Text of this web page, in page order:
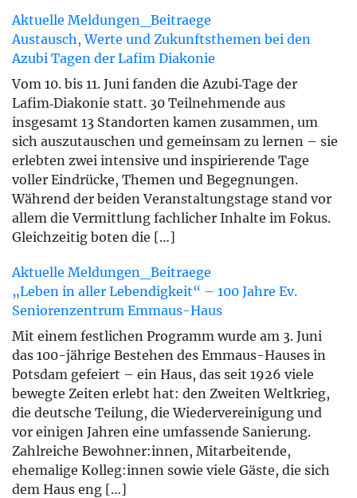
Aktuelle Meldungen_Beitraege
Austausch, Werte und Zukunftsthemen bei den
Azubi Tagen der Lafim Diakonie
Vom 10. bis 11. Juni fanden die Azubi‑Tage der
Lafim‑Diakonie statt. 30 Teilnehmende aus
insgesamt 13 Standorten kamen zusammen, um
sich auszutauschen und gemeinsam zu lernen – sie
erlebten zwei intensive und inspirierende Tage
voller Eindrücke, Themen und Begegnungen.
Während der beiden Veranstaltungstage stand vor
allem die Vermittlung fachlicher Inhalte im Fokus.
Gleichzeitig boten die […]
Aktuelle Meldungen_Beitraege
„Leben in aller Lebendigkeit“ – 100 Jahre Ev.
Seniorenzentrum Emmaus-Haus
Mit einem festlichen Programm wurde am 3. Juni
das 100-jährige Bestehen des Emmaus-Hauses in
Potsdam gefeiert – ein Haus, das seit 1926 viele
bewegte Zeiten erlebt hat: den Zweiten Weltkrieg,
die deutsche Teilung, die Wiedervereinigung und
vor einigen Jahren eine umfassende Sanierung.
Zahlreiche Bewohner:innen, Mitarbeitende,
ehemalige Kolleg:innen sowie viele Gäste, die sich
dem Haus eng […]